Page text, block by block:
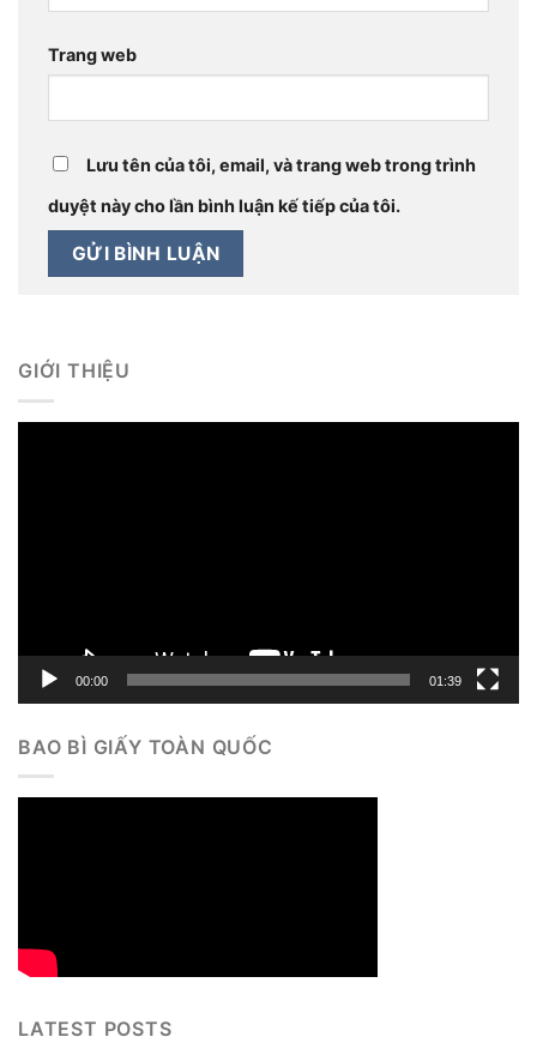
Trang web
Lưu tên của tôi, email, và trang web trong trình
duyệt này cho lần bình luận kế tiếp của tôi.
GIỚI THIỆU
00:00 01:39
BAO BÌ GIẤY TOÀN QUỐC
LATEST POSTS